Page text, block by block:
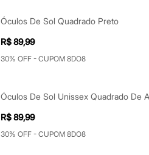
Óculos De Sol Quadrado Preto
R$ 89,99
30% OFF - CUPOM 8DO8
R$ 89,99
30% OFF - CUPOM 8DO8